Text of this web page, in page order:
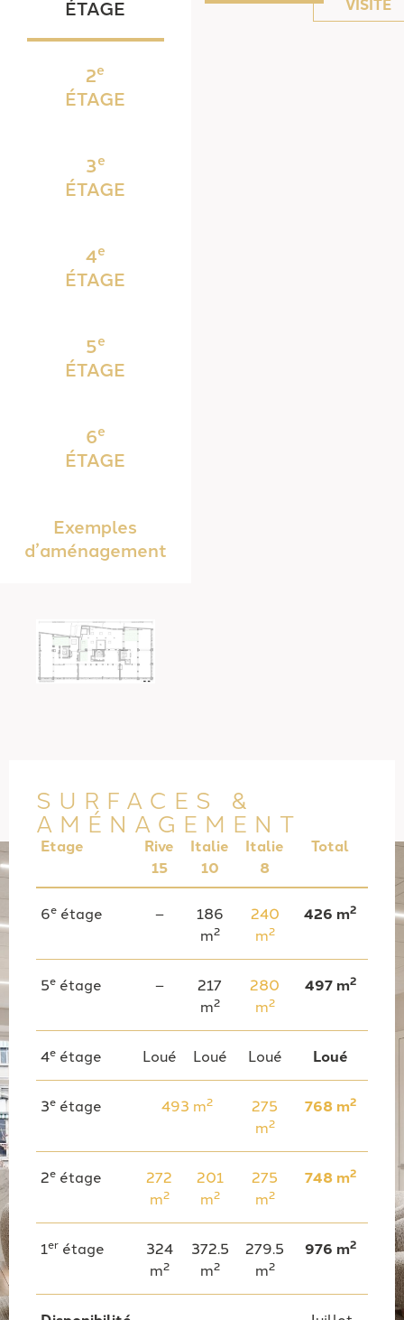
ÉTAGE
2e
ÉTAGE
3e
ÉTAGE
4e
ÉTAGE
5e
ÉTAGE
6e
ÉTAGE
Exemples
d’aménagement
SURFACES &
AMÉNAGEMENT
Etage
Rive
15
Italie
10
Italie
8
Total
6e étage –
186
m2
240
m2
426 m2
5e étage –
217
m2
280
m2
497 m2
4e étage Loué Loué Loué Loué
3e étage 493 m2
275
m2
768 m2
2e étage
272
m2
201
m2
275
m2
748 m2
1er étage
324
m2
372.5
m2
279.5
m2
976 m2